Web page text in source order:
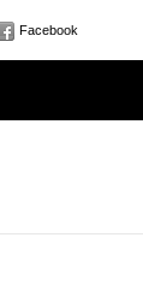
Facebook